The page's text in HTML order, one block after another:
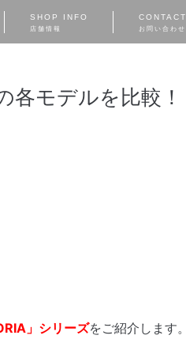
SHOP INFO
店舗情報
CONTACT
お問い合わせ
モデルを比較！
」シリーズをご紹介します。